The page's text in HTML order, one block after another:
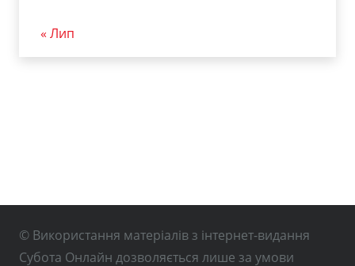
« Лип
© Використання матеріалів з інтернет-видання
Субота Онлайн дозволяється лише за умови